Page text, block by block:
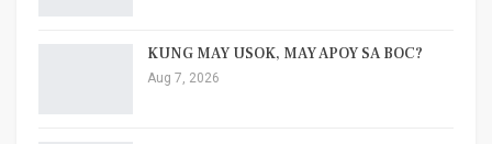
KUNG MAY USOK, MAY APOY SA BOC?
Aug 7, 2026